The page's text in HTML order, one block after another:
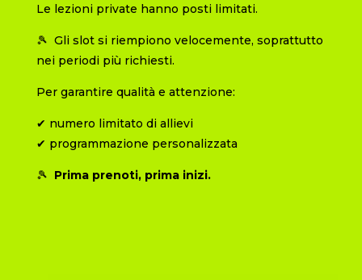
Le lezioni private hanno posti limitati.
🎾 Gli slot si riempiono velocemente, soprattutto
nei periodi più richiesti.
Per garantire qualità e attenzione:
✔ numero limitato di allievi
✔ programmazione personalizzata
🎾 Prima prenoti, prima inizi.